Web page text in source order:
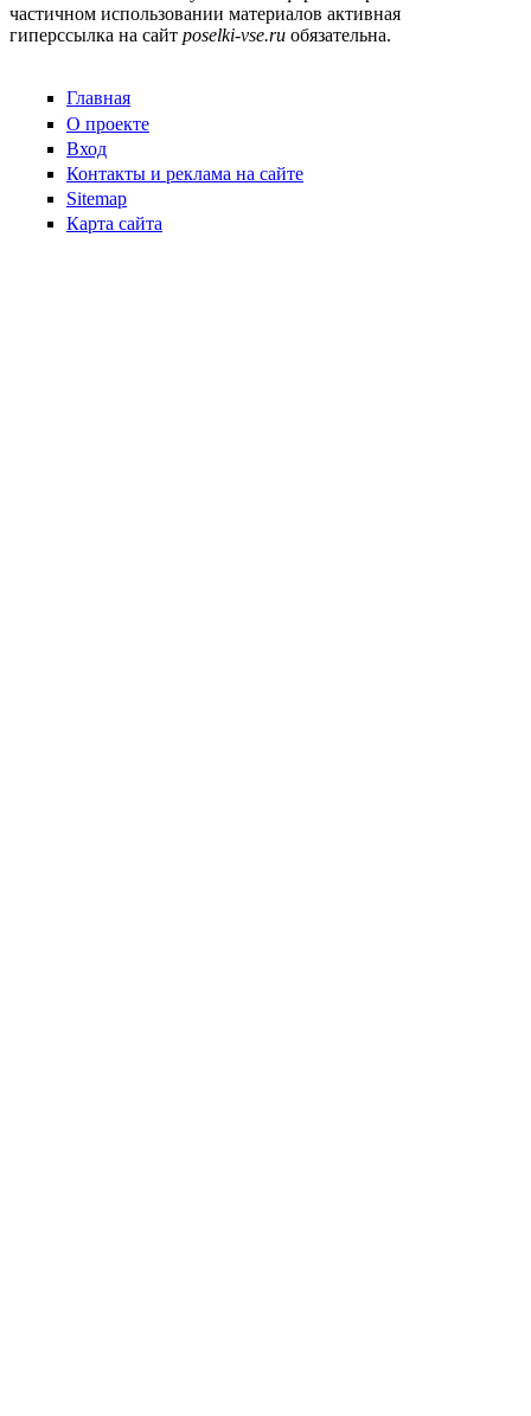
частичном использовании материалов активная
гиперссылка на сайт poselki-vse.ru​ обязательна.
Главная
О проекте
Вход
Контакты и реклама на сайте
Sitemap
Карта сайта